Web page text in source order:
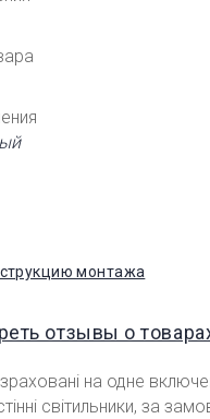
монтажа
отзывы о
на одне
світильники, за